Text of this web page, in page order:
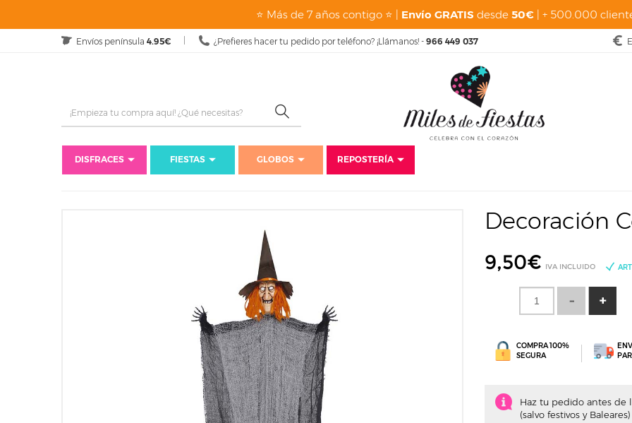
⭐ Más de 7 años contigo ⭐ | Envío GRATIS desde 50€ | + 500.000
Envíos península 4.95€ ¿Prefieres hacer tu pedido por teléfono? ¡Llámanos! - 966 449 037
DISFRACES FIESTAS GLOBOS
REPOSTERÍA
Inicio
Fiestas Fiestas de Temporada Fiesta Halloween
Decoración
9,50€ IVA INCLUIDO
COMPRA 100%
SEGURA
Haz tu pedido antes de
(salvo festivos y Baleares)